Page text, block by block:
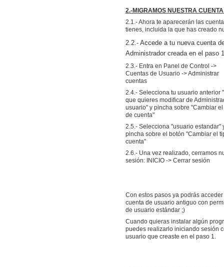
2.-MIGRAMOS NUESTRA
2.1.- Ahora te aparecerán las
tienes, incluida la que has creado
2.2.- Accede a tu nueva cuenta
Administrador creada en el paso 1
2.3.- Entra en Panel de Control ->
Cuentas de Usuario -> Administrar
cuentas
2.4.- Selecciona tu usuario anterior
que quieres modificar de
usuario" y pincha sobre "Cambiar el
de cuenta"
2.5.- Selecciona "usuario estandar"
pincha sobre el botón "Cambiar el
cuenta"
2.6.- Una vez realizado, cerramos
sesión: INICIO -> Cerrar sesión
Con estos pasos ya podrás acceder
cuenta de usuario antiguo con
de usuario estándar ;)
Cuando quieras instalar algún
puedes realizarlo iniciando sesión
usuario que creaste en el paso 1.